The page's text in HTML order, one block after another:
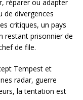
réparer ou adapter
de divergences
critiques, un pays
restant prisonnier de
de file.
Tempest et
radar, guerre
la tentation est